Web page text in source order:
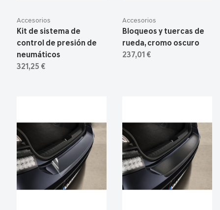
Accesorios
Kit de sistema de
control de presión de
neumáticos
321,25 €
Accesorios
Bloqueos y tuercas de
rueda, cromo oscuro
237,01 €